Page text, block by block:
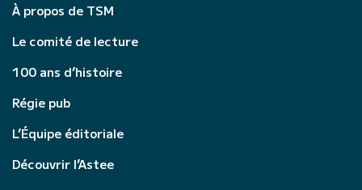
À propos de TSM
Le comité de lecture
100 ans d’histoire
Régie pub
L’Équipe éditoriale
Découvrir l’Astee